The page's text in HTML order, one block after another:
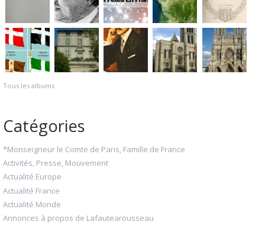
Tous les albums
Catégories
*Monseigneur le Comte de Paris, Famille de France
Activités, Presse, Mouvement
Actualité Europe
Actualité France
Actualité Monde
Annonces à propos de Lafautearousseau